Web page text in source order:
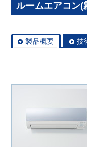
ルームエアコン
製品概要 技